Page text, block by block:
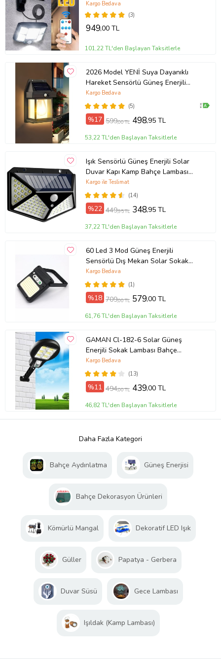
Lambası
(3)
Kargo Bedava
949,00 TL
101,22 TL'den Başlayan Taksitlerle
2026 Model YENİ Suya Dayanıklı
Hareket Sensörlü Güneş Enerjili
Solar LED Dış Mekan Bahçe Lambası
(5)
Kargo Bedava
%17 599,00 TL 498,95 TL
53,22 TL'den Başlayan Taksitlerle
Işık Sensörlü Güneş Enerjili Solar
Duvar Kapı Kamp Bahçe Lambası
Fotoselli Projektör 100 Led Lambalı
(14)
Kargo ile Teslimat
%22 449,95 TL 348,95 TL
37,22 TL'den Başlayan Taksitlerle
60 Led 3 Mod Güneş Enerjili
Sensörlü Dış Mekan Solar Sokak
Bahçe
(1)
Kargo Bedava
%18 709,00 TL 579,00 TL
61,76 TL'den Başlayan Taksitlerle
GAMAN Cl-182-6 Solar Güneş
Enerjili Sokak Lambası Bahçe
Armatürü Aydınlatması 3 Modlu
29cm
(13)
Kargo Bedava
%11 494,00 TL 439,00 TL
46,82 TL'den Başlayan Taksitlerle
Daha Fazla Kategori
Bahçe Aydınlatma Güneş Enerjisi
Bahçe Dekorasyon Ürünleri
Kömürlü Mangal Dekoratif LED Işık
Güller Papatya - Gerbera
Duvar Süsü Gece Lambası
Işıldak (Kamp Lambası)